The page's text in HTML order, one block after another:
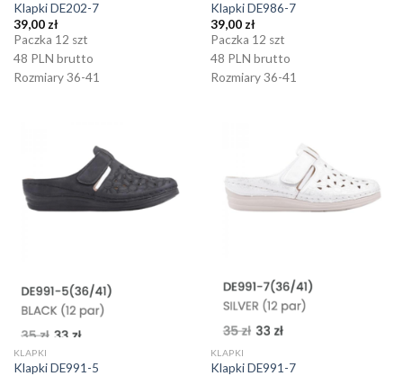
Klapki DE202-7
39,00zł
Paczka 12 szt
48 PLN brutto
Rozmiary 36-41
Klapki DE986-7
39,00zł
Paczka 12 szt
48 PLN brutto
Rozmiary 36-41
KLAPKI
Klapki DE991-5
KLAPKI
Klapki DE991-7